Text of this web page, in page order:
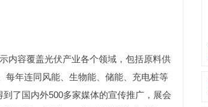
内容覆盖光伏产业各个领域，包括原料供
每年连同风能、生物能、储能、充电桩等
了国内外500多家媒体的宣传推广，展会